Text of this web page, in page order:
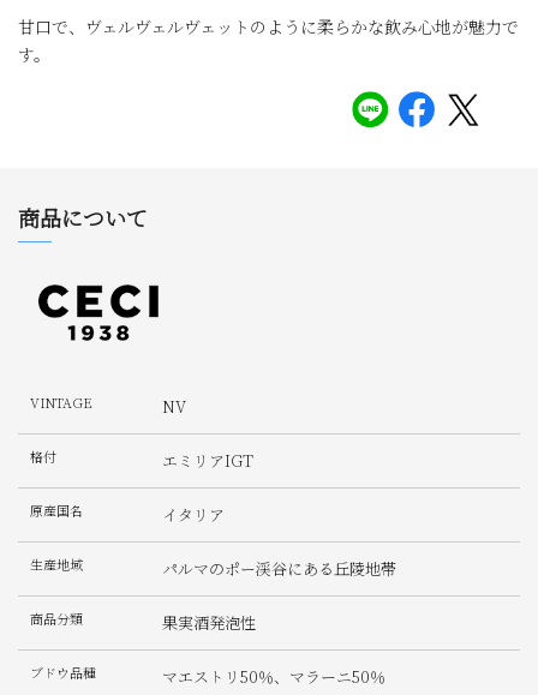
甘口で、ヴェルヴェルヴェットのように柔らかな飲み心地が魅力で
す。
商品について
VINTAGE NV
格付 エミリアIGT
原産国名 イタリア
生産地域 パルマのポー渓谷にある丘陵地帯
商品分類 果実酒発泡性
ブドウ品種 マエストリ50％、マラーニ50％